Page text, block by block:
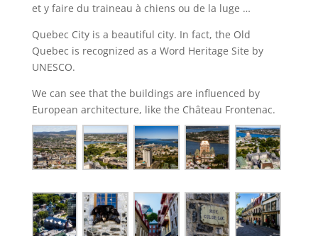
et y faire du traineau à chiens ou de la luge …
Quebec City is a beautiful city. In fact, the Old
Quebec is recognized as a Word Heritage Site by
UNESCO.
We can see that the buildings are influenced by
European architecture, like the Château Frontenac.